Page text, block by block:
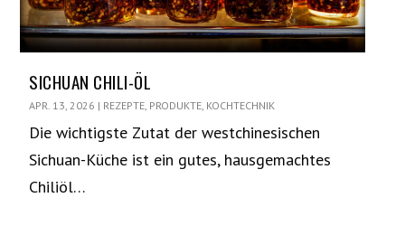
SICHUAN CHILI-ÖL
APR. 13, 2026 | REZEPTE, PRODUKTE, KOCHTECHNIK
Die wichtigste Zutat der westchinesischen
Sichuan-Küche ist ein gutes, hausgemachtes
Chiliöl…